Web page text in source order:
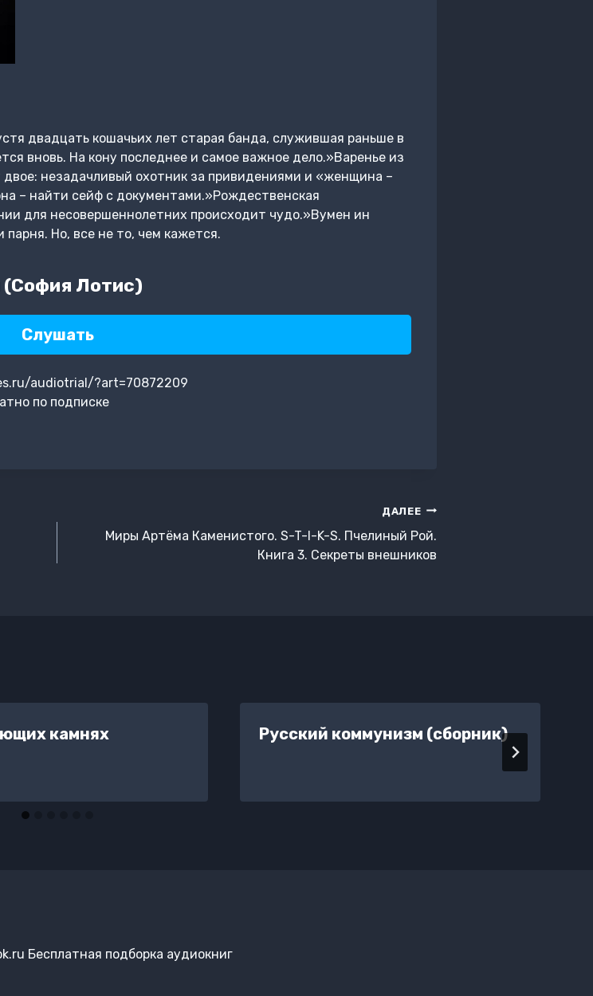
двадцать кошачьих лет старая банда, служившая раньше в
вновь. На кону последнее и самое важное дело.»Варенье из
незадачливый охотник за привидениями и «женщина –
– найти сейф с документами.»Рождественская
для несовершеннолетних происходит чудо.»Вумен ин
Но, все не то, чем кажется.
(София Лотис)
Слушать
audiotrial/?art=70872209
по подписке
ДАЛЕЕ
Миры Артёма Каменистого. S-T-I-K-S. Пчелиный Рой.
Книга 3. Секреты внешников
камнях Русский коммунизм (сборник)
Бесплатная подборка аудиокниг